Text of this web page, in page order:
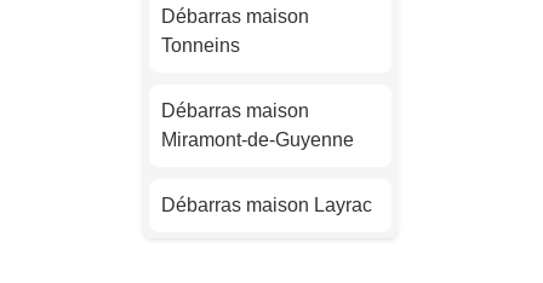
Débarras maison
Débarras maison
Débarras maison
Tonneins
Débarras maison
Miramont-de-Guyenne
Débarras maison Layrac